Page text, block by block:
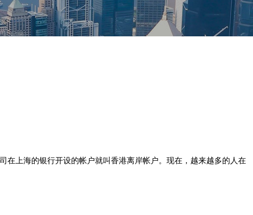
在上海的银行开设的帐户就叫香港离岸帐户。现在，越来越多的人在